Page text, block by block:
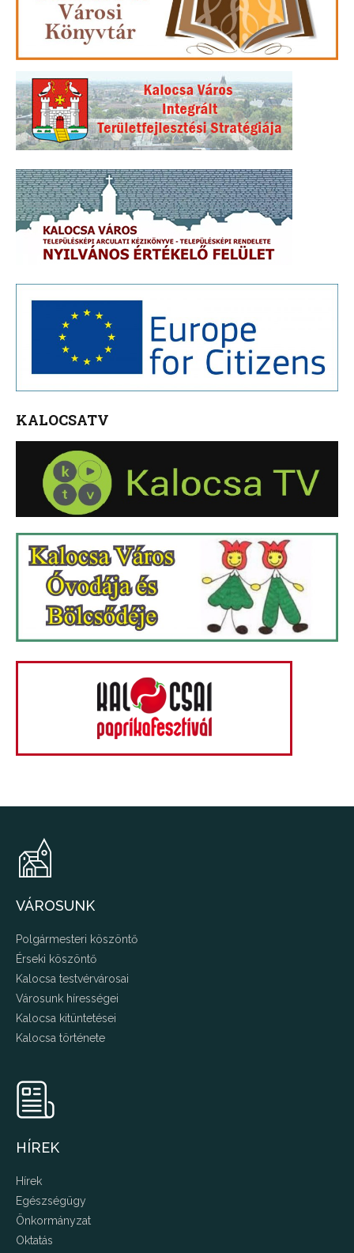
KALOCSATV
VÁROSUNK
Polgármesteri köszöntő
Érseki köszöntő
Kalocsa testvérvárosai
Városunk hírességei
Kalocsa kitüntetései
Kalocsa története
HÍREK
Hírek
Egészségügy
Önkormányzat
Oktatás